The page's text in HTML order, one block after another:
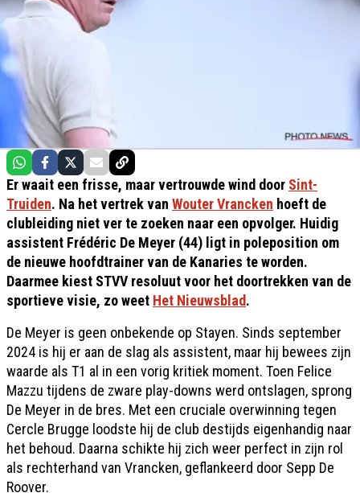
Er waait een frisse, maar vertrouwde wind door Sint-
Truiden. Na het vertrek van Wouter Vrancken hoeft de
clubleiding niet ver te zoeken naar een opvolger. Huidig
assistent Frédéric De Meyer (44) ligt in poleposition om
de nieuwe hoofdtrainer van de Kanaries te worden.
Daarmee kiest STVV resoluut voor het doortrekken van de
sportieve visie, zo weet Het Nieuwsblad.
De Meyer is geen onbekende op Stayen. Sinds september
2024 is hij er aan de slag als assistent, maar hij bewees zijn
waarde als T1 al in een vorig kritiek moment. Toen Felice
Mazzu tijdens de zware play-downs werd ontslagen, sprong
De Meyer in de bres. Met een cruciale overwinning tegen
Cercle Brugge loodste hij de club destijds eigenhandig naar
het behoud. Daarna schikte hij zich weer perfect in zijn rol
als rechterhand van Vrancken, geflankeerd door Sepp De
Roover.